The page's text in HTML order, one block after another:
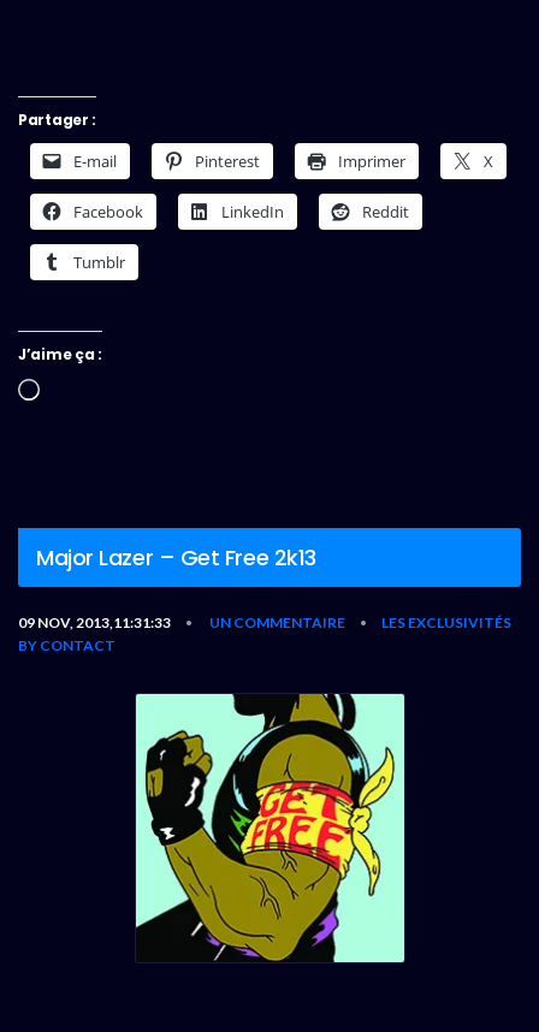
Partager :
E-mail Pinterest Imprimer X
Facebook LinkedIn Reddit
Tumblr
J’aime ça :
Chargement…
Major Lazer – Get Free 2k13
09 NOV, 2013,11:31:33 • UN COMMENTAIRE •
LES EXCLUSIVITÉS
BY CONTACT